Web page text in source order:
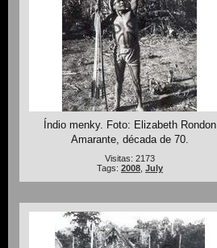
Índio menky. Foto: Elizabeth Rondon
Amarante, década de 70.
Visitas: 2173
Tags: 2008 July